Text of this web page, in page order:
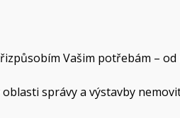
Vašim potřebám –
správy a výstavby